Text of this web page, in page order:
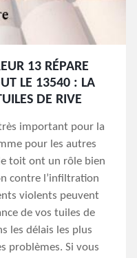
13 RÉPARE
LE 13540 : LA
DE RIVE
important pour la
pour les autres
toit ont un rôle bien
contre l’infiltration
violents peuvent
de vos tuiles de
les délais les plus
problèmes. Si vous